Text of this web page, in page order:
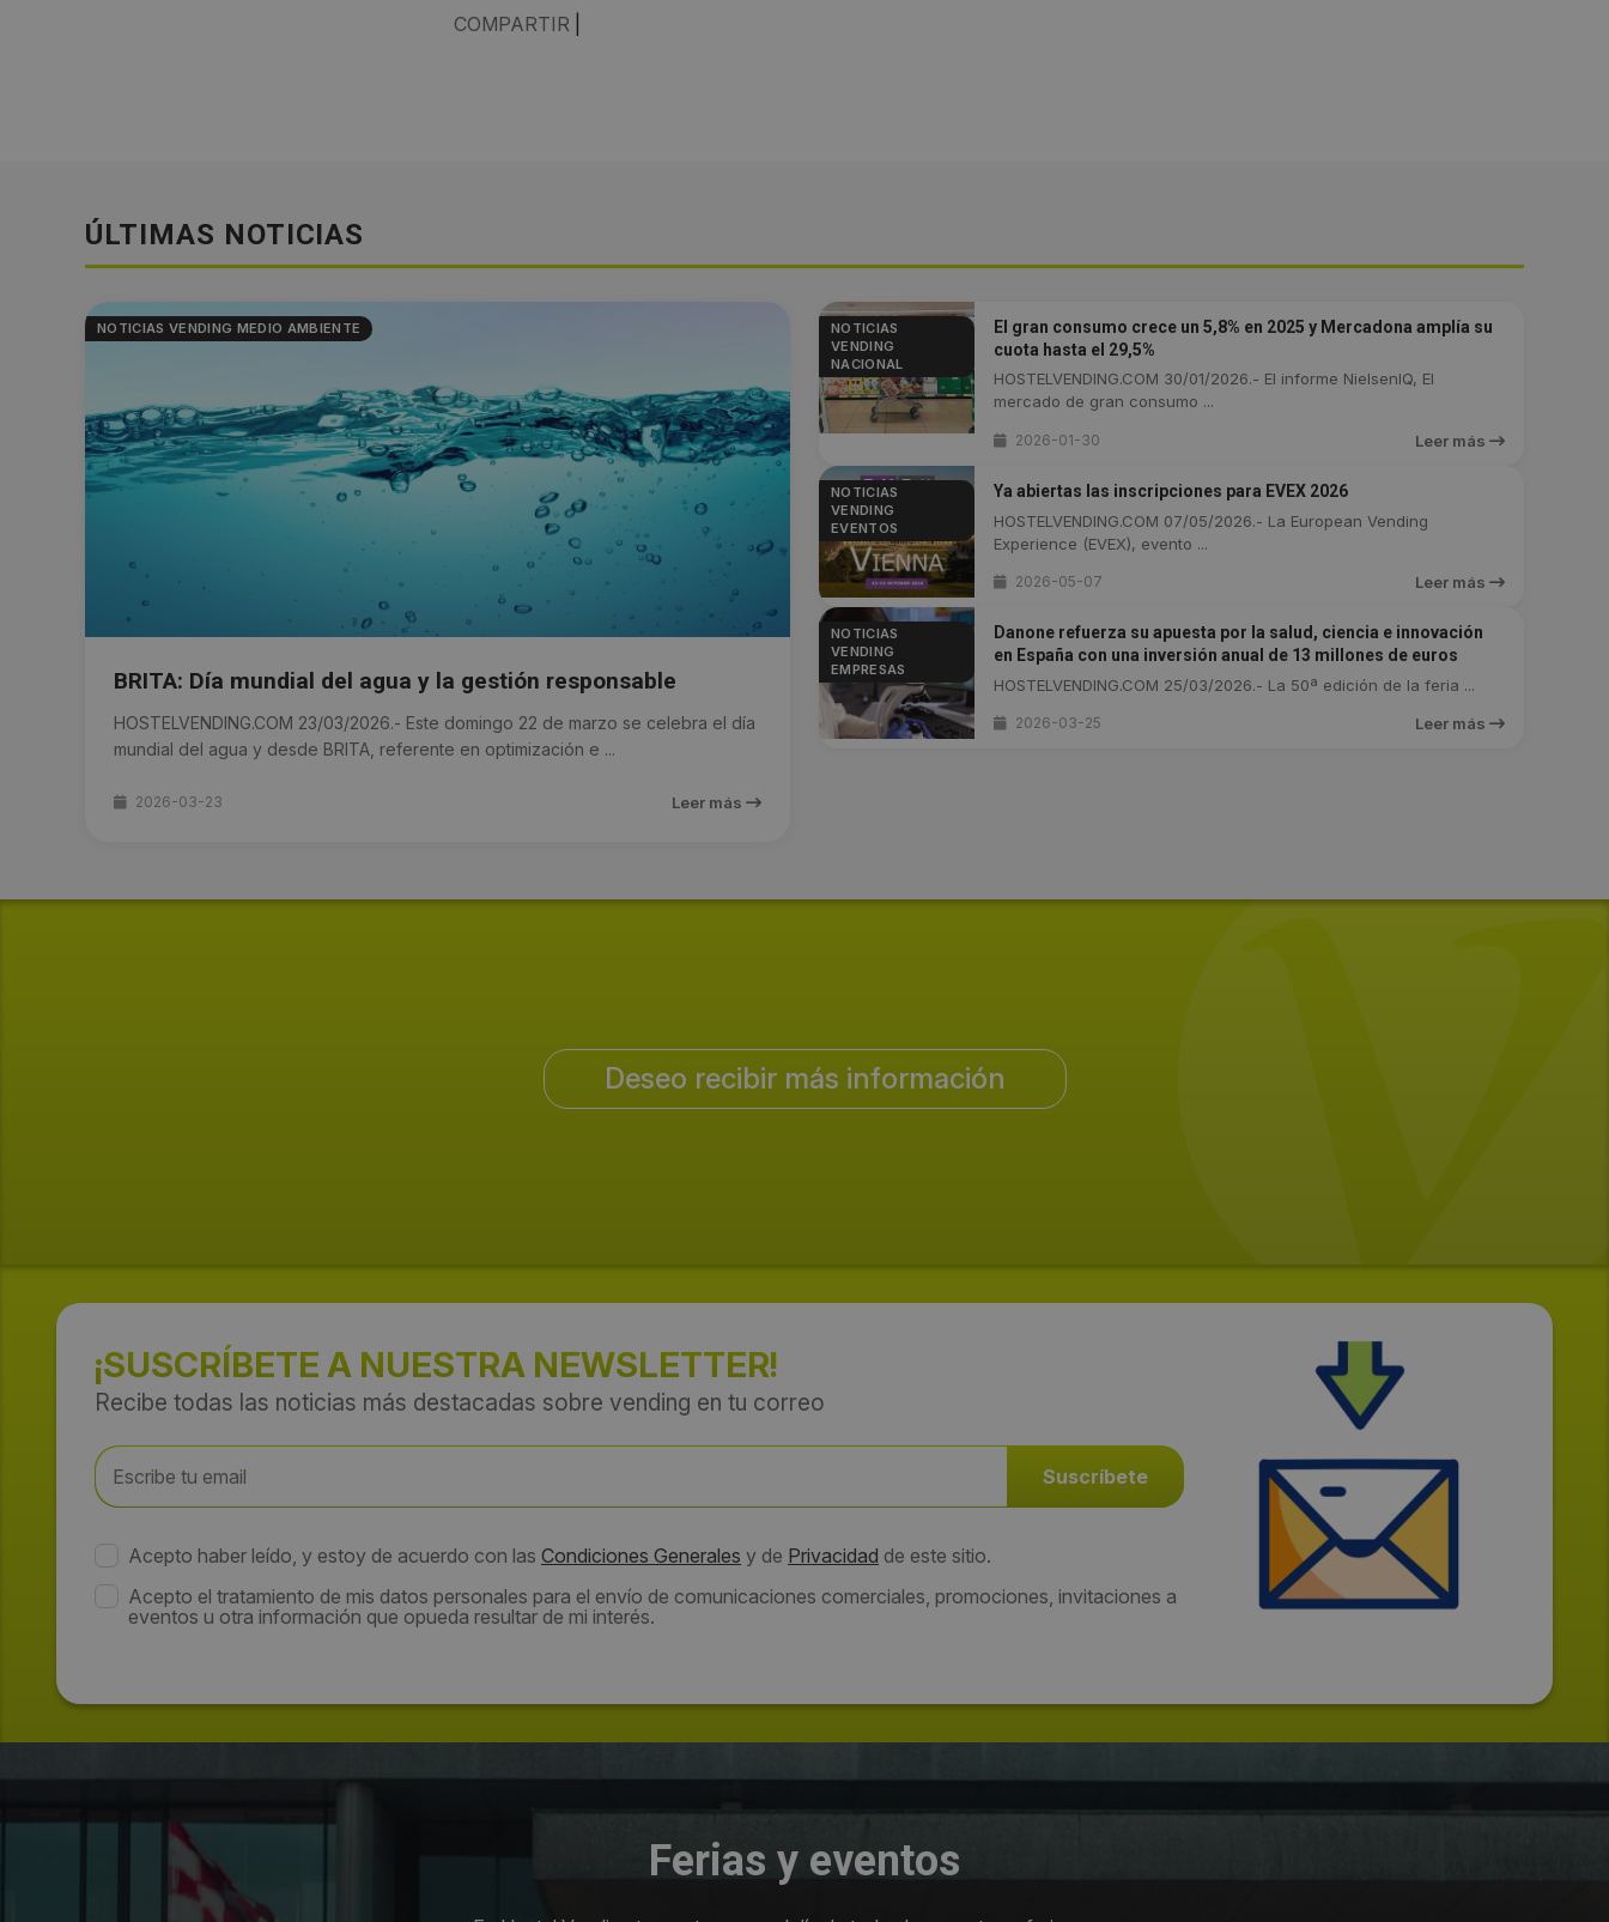
COMPARTIR
ÚLTIMAS NOTICIAS
NOTICIAS VENDING MEDIO AMBIENTE
BRITA: Día mundial del agua y la gestión responsable
HOSTELVENDING.COM 23/03/2026.- Este domingo 22 de marzo se celebra el día
mundial del agua y desde BRITA, referente en optimización e ...
2026-03-23 Leer más
NOTICIAS
VENDING
NACIONAL
El gran consumo crece un 5,8% en 2025 y Mercadona amplía su
cuota hasta el 29,5%
HOSTELVENDING.COM 30/01/2026.- El informe NielsenIQ, El
mercado de gran consumo ...
2026-01-30 Leer más
NOTICIAS
VENDING
EVENTOS
Ya abiertas las inscripciones para EVEX 2026
HOSTELVENDING.COM 07/05/2026.- La European Vending
Experience (EVEX), evento ...
2026-05-07 Leer más
NOTICIAS
VENDING
EMPRESAS
Danone refuerza su apuesta por la salud, ciencia e innovación
en España con una inversión anual de 13 millones de euros
HOSTELVENDING.COM 25/03/2026.- La 50ª edición de la feria ...
2026-03-25 Leer más
Deseo recibir más información
¡SUSCRÍBETE A NUESTRA NEWSLETTER!
Recibe todas las noticias más destacadas sobre vending en tu correo
Acepto haber leído, y estoy de acuerdo con las Condiciones Generales y de Privacidad de este sitio.
Acepto el tratamiento de mis datos personales para el envío de comunicaciones comerciales, promociones, invitaciones a
eventos u otra información que opueda resultar de mi interés.
Ferias y eventos